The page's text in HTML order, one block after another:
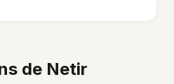
de Netir